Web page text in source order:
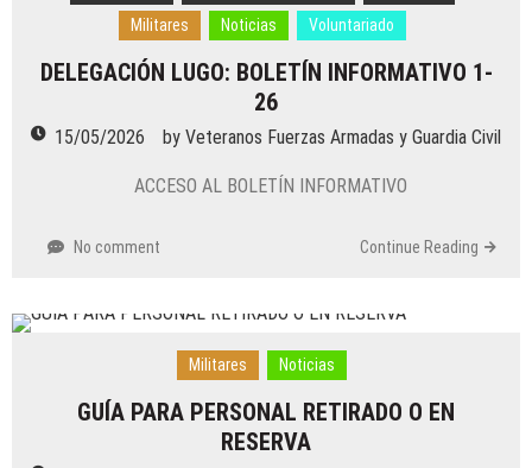
Militares
Noticias Voluntariado
DELEGACIÓN LUGO: BOLETÍN INFORMATIVO 1-
26
15/05/2026 by Veteranos Fuerzas Armadas y Guardia Civil
ACCESO AL BOLETÍN INFORMATIVO
No comment Continue Reading
Militares Noticias
GUÍA PARA PERSONAL RETIRADO O EN
RESERVA